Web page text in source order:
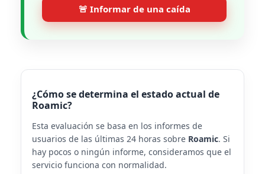
🚨 Informar de una caída
¿Cómo se determina el estado actual de
Roamic?
Esta evaluación se basa en los informes de
usuarios de las últimas 24 horas sobre Roamic. Si
hay pocos o ningún informe, consideramos que el
servicio funciona con normalidad.